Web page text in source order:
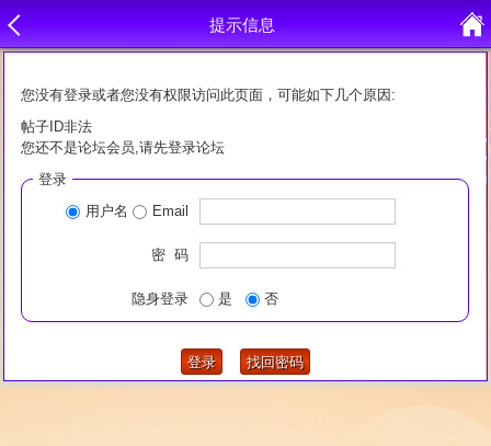
提示信息
您没有登录或者您没有权限访问此页面，可能如下几个原因:
帖子ID非法
您还不是论坛会员,请先登录论坛
登录
用户名
Email
密 码
隐身登录 是 否